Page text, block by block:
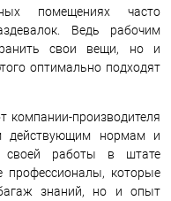
помещениях часто
Ведь рабочим
свои вещи, но и
оптимально подходят
производителя
действующим нормам и
своей работы в штате
профессионалы, которые
знаний, но и опыт